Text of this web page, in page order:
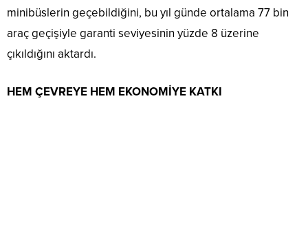
minibüslerin geçebildiğini, bu yıl günde ortalama 77 bin
araç geçişiyle garanti seviyesinin yüzde 8 üzerine
çıkıldığını aktardı.
HEM ÇEVREYE HEM EKONOMİYE KATKI